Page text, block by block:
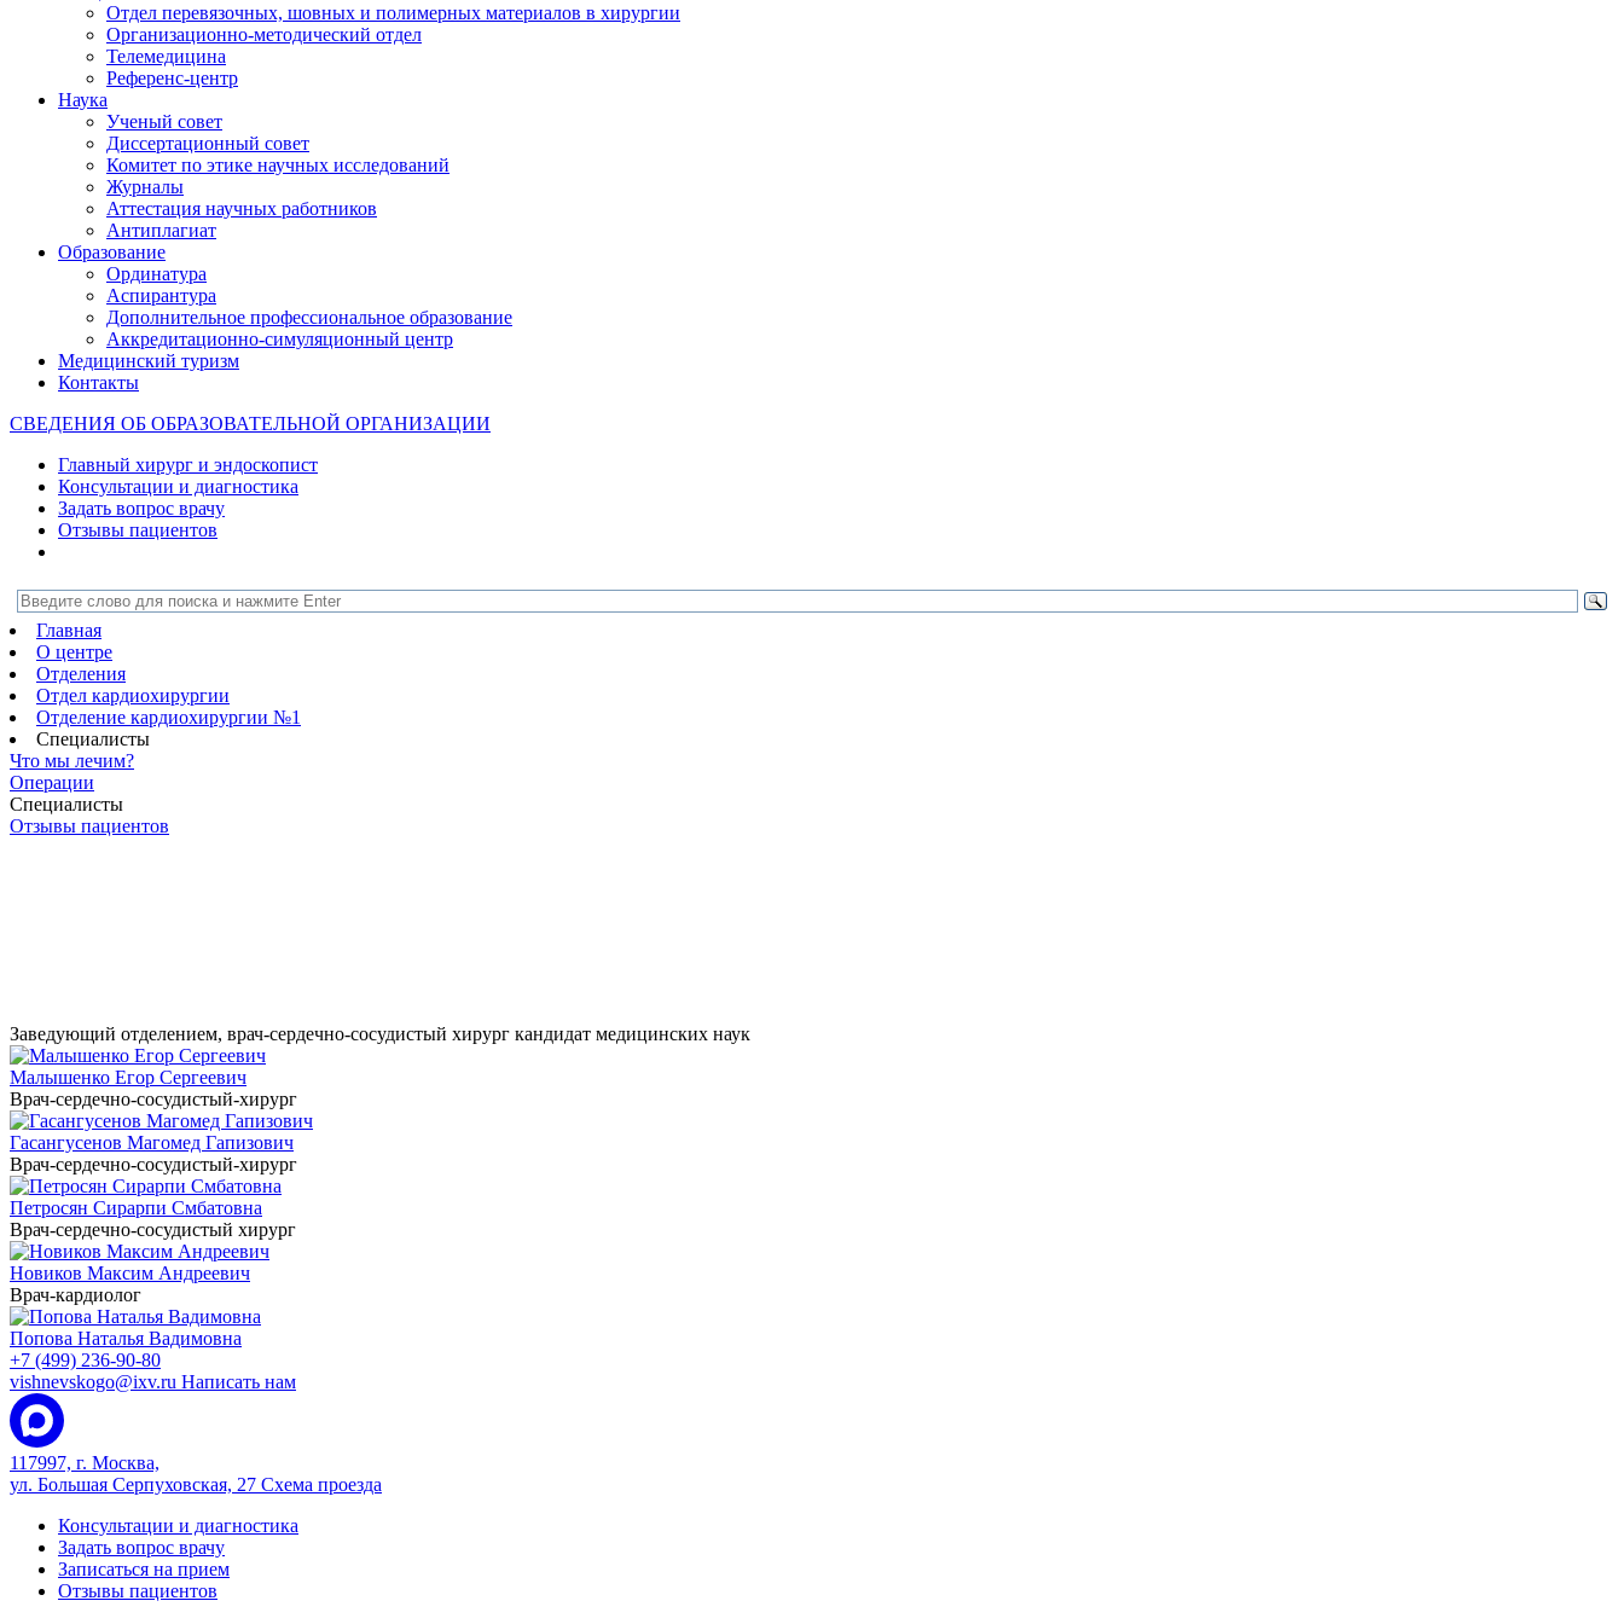
Отдел перевязочных, шовных и полимерных материалов в хирургии
Организационно-методический отдел
Телемедицина
Референс-центр
Наука
Ученый совет
Диссертационный совет
Комитет по этике научных исследований
Журналы
Аттестация научных работников
Антиплагиат
Образование
Ординатура
Аспирантура
Дополнительное профессиональное образование
Аккредитационно-симуляционный центр
Медицинский туризм
Контакты
СВЕДЕНИЯ ОБ ОБРАЗОВАТЕЛЬНОЙ ОРГАНИЗАЦИИ
Главный хирург и эндоскопист
Консультации и диагностика
Задать вопрос врачу
Отзывы пациентов
Главная
О центре
Отделения
Отдел кардиохирургии
Отделение кардиохирургии №1
Специалисты
Что мы лечим?
Операции
Специалисты
Отзывы пациентов
Заведующий отделением, врач-сердечно-сосудистый хирург кандидат медицинских наук
Малышенко Егор Сергеевич
Врач-сердечно-сосудистый-хирург
Гасангусенов Магомед Гапизович
Врач-сердечно-сосудистый-хирург
Петросян Сирарпи Смбатовна
Врач-сердечно-сосудистый хирург
Новиков Максим Андреевич
Врач-кардиолог
Попова Наталья Вадимовна
+7 (499) 236-90-80
vishnevskogo@ixv.ru Написать нам
117997, г. Москва,
ул. Большая Серпуховская, 27 Схема проезда
Консультации и диагностика
Задать вопрос врачу
Записаться на прием
Отзывы пациентов